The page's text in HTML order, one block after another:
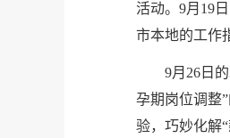
活动。9月19
市本地的工作
9月26日
孕期岗位调整
验，巧妙化解